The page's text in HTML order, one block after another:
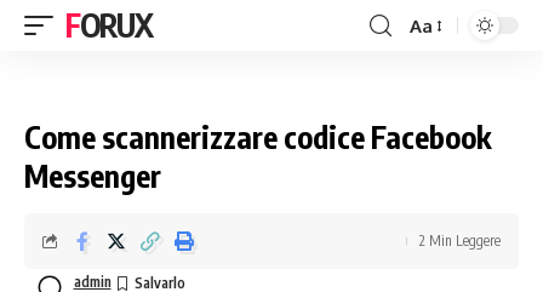
FORUX Aa
Come scannerizzare codice Facebook
Messenger
admin
2 Min Leggere